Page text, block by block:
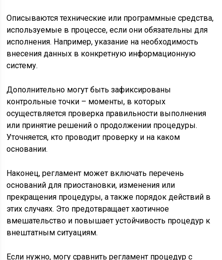
Описываются технические или программные средства,
используемые в процессе, если они обязательны для
исполнения. Например, указание на необходимость
внесения данных в конкретную информационную
систему.
Дополнительно могут быть зафиксированы
контрольные точки – моменты, в которых
осуществляется проверка правильности выполнения
или принятие решений о продолжении процедуры.
Уточняется, кто проводит проверку и на каком
основании.
Наконец, регламент может включать перечень
оснований для приостановки, изменения или
прекращения процедуры, а также порядок действий в
этих случаях. Это предотвращает хаотичное
вмешательство и повышает устойчивость процедур к
внештатным ситуациям.
Если нужно, могу сравнить регламент процедур с